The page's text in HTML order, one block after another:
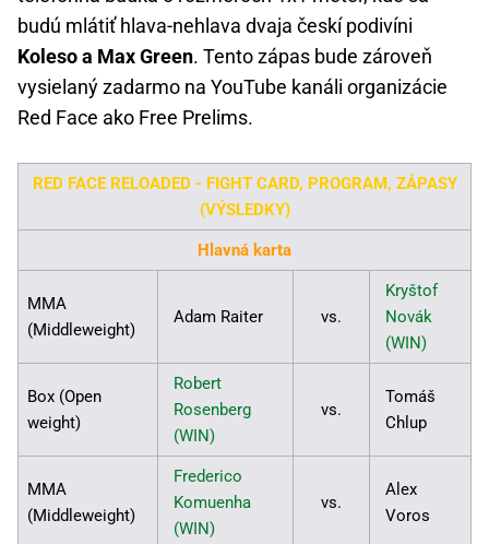
budú mlátiť hlava-nehlava dvaja českí podivíni
Koleso a Max Green. Tento zápas bude zároveň
vysielaný zadarmo na YouTube kanáli organizácie
Red Face ako Free Prelims.
RED FACE RELOADED - FIGHT CARD, PROGRAM, ZÁPASY
(VÝSLEDKY)
Hlavná karta
MMA
(Middleweight)
Adam Raiter vs.
Kryštof
Novák
(WIN)
Box (Open
weight)
Robert
Rosenberg
(WIN)
vs.
Tomáš
Chlup
MMA
(Middleweight)
Frederico
Komuenha
(WIN)
vs.
Alex
Voros